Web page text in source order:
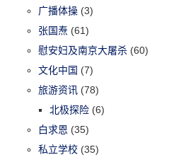
广播体操 (3)
张国焘 (61)
慰安妇及南京大屠杀 (60)
文化中国 (7)
旅游资讯 (78)
北极探险 (6)
白求恩 (35)
私立学校 (35)